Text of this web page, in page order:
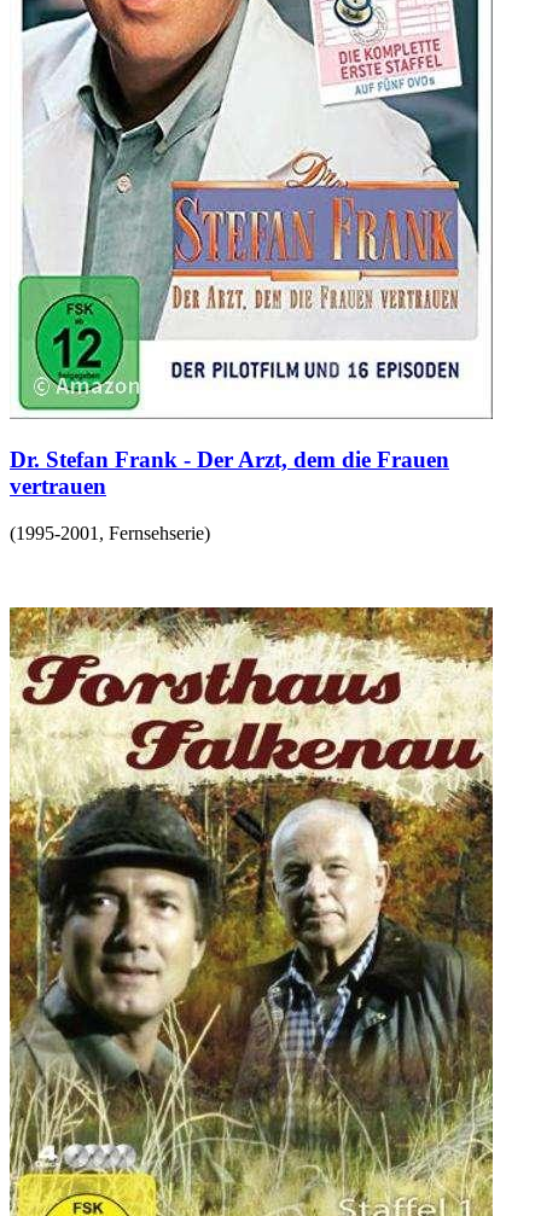
Dr. Stefan Frank - Der Arzt, dem die Frauen
vertrauen
(1995-2001 , Fernsehserie)